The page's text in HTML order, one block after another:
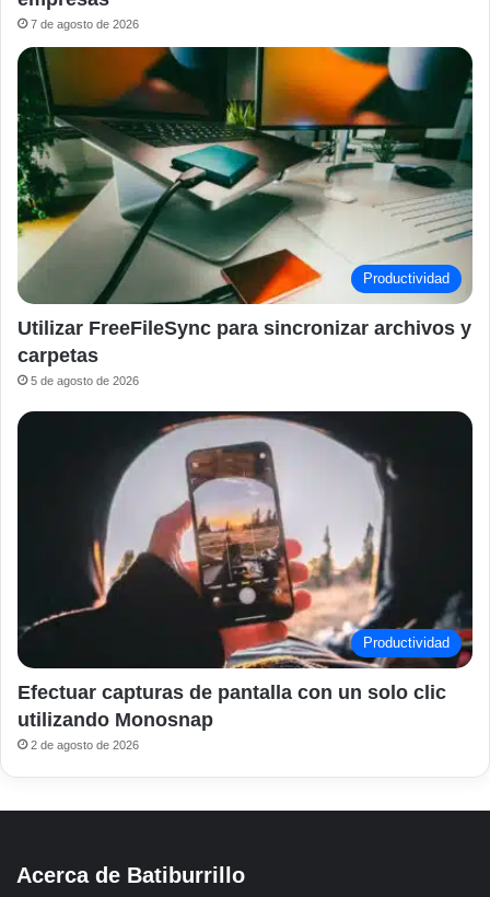
7 de agosto de 2026
Productividad
Utilizar FreeFileSync para sincronizar archivos y
carpetas
5 de agosto de 2026
Productividad
Efectuar capturas de pantalla con un solo clic
utilizando Monosnap
2 de agosto de 2026
Acerca de Batiburrillo